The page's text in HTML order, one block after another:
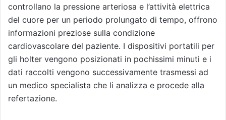
controllano la pressione arteriosa e l’attività elettrica
del cuore per un periodo prolungato di tempo, offrono
informazioni preziose sulla condizione
cardiovascolare del paziente. I dispositivi portatili per
gli holter vengono posizionati in pochissimi minuti e i
dati raccolti vengono successivamente trasmessi ad
un medico specialista che li analizza e procede alla
refertazione.